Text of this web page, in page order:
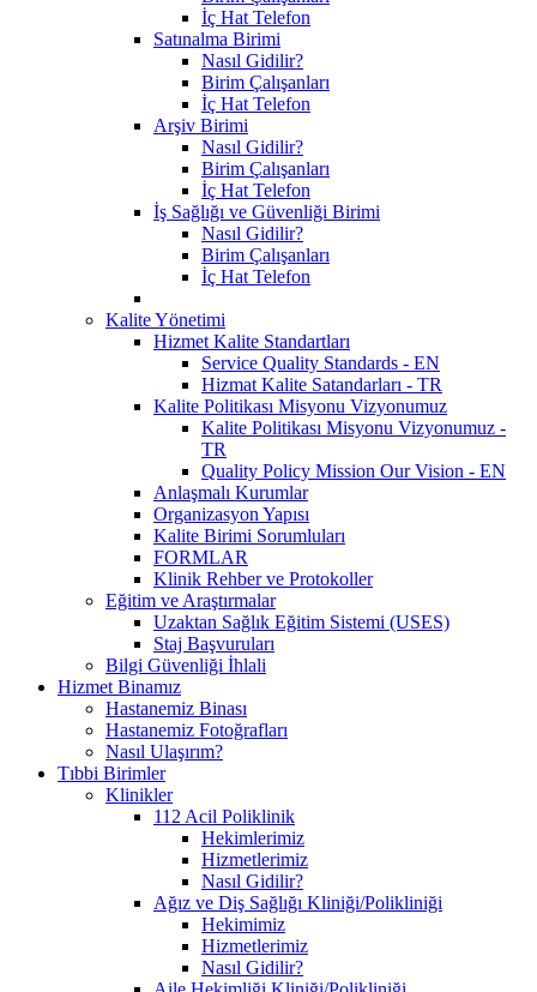
İç Hat Telefon
Satınalma Birimi
Nasıl Gidilir?
Birim Çalışanları
İç Hat Telefon
Arşiv Birimi
Nasıl Gidilir?
Birim Çalışanları
İç Hat Telefon
İş Sağlığı ve Güvenliği Birimi
Nasıl Gidilir?
Birim Çalışanları
İç Hat Telefon
Kalite Yönetimi
Hizmet Kalite Standartları
Service Quality Standards - EN
Hizmat Kalite Satandarları - TR
Kalite Politikası Misyonu Vizyonumuz
Kalite Politikası Misyonu Vizyonumuz -
TR
Quality Policy Mission Our Vision - EN
Anlaşmalı Kurumlar
Organizasyon Yapısı
Kalite Birimi Sorumluları
FORMLAR
Klinik Rehber ve Protokoller
Eğitim ve Araştırmalar
Uzaktan Sağlık Eğitim Sistemi (USES)
Staj Başvuruları
Bilgi Güvenliği İhlali
Hizmet Binamız
Hastanemiz Binası
Hastanemiz Fotoğrafları
Nasıl Ulaşırım?
Tıbbi Birimler
Klinikler
112 Acil Poliklinik
Hekimlerimiz
Hizmetlerimiz
Nasıl Gidilir?
Ağız ve Diş Sağlığı Kliniği/Polikliniği
Hekimimiz
Hizmetlerimiz
Nasıl Gidilir?